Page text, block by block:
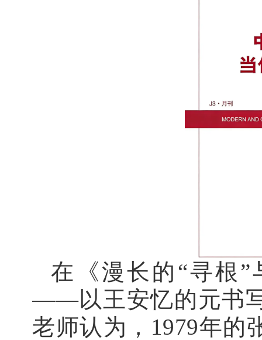
在《漫长的“寻根
——以王安忆的元书
老师认为， 1979年的